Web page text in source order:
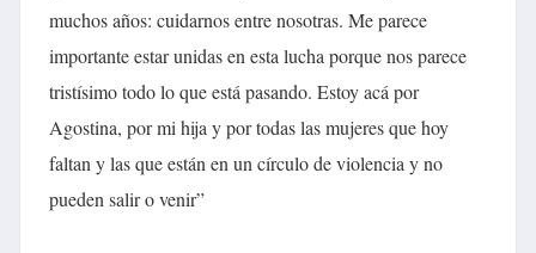
muchos años: cuidarnos entre nosotras. Me parece
importante estar unidas en esta lucha porque nos parece
tristísimo todo lo que está pasando. Estoy acá por
Agostina, por mi hija y por todas las mujeres que hoy
faltan y las que están en un círculo de violencia y no
pueden salir o venir”